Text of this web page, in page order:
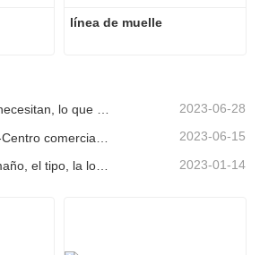
línea de muelle
Lo que los clientes necesitan, lo que proporcionamos-Tai an Rope Ltd 2023-06-28
2023-06-15
2023-01-14